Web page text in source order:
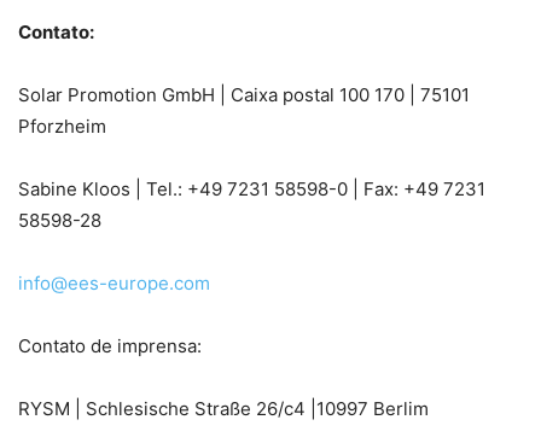
Contato:
Solar Promotion GmbH | Caixa postal 100 170 | 75101
Pforzheim
Sabine Kloos | Tel.: +49 7231 58598-0 | Fax: +49 7231
58598-28
info@ees-europe.com
Contato de imprensa:
RYSM | Schlesische Straße 26/c4 |10997 Berlim